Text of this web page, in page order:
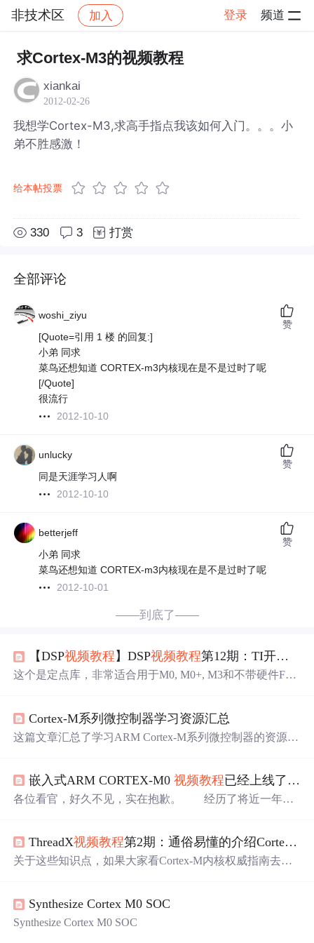
非技术区 加入 登录 频道
社区 非技术区 帖子详情
求Cortex-M3的视频教程
xiankai
2012-02-26
我想学Cortex-M3,求高手指点我该如何入门。。。小
弟不胜感激！
给本帖投票
330 3 打赏
全部评论
woshi_ziyu
[Quote=引用 1 楼 的回复:]
小弟 同求
菜鸟还想知道 CORTEX-m3内核现在是不是过时了呢
[/Quote]
很流行
2012-10-10
赞
unlucky
同是天涯学习人啊
2012-10-10
赞
betterjeff
小弟 同求
菜鸟还想知道 CORTEX-m3内核现在是不是过时了呢
2012-10-01
赞
——到底了——
【DSP视频教程 】DSP视频教程第12期：TI开源分享IQmath DSP源码，适用于所有Cortex-M内核，本期教程做个手把手移植 (2022-05-22)
这个是定点库，非常适合用于M0, M0+, M3和不带硬件FPU
到了一起。今年TI推出MSPM0系列产品配套的SDK软件包
里面将此库开源了，之前的时候也移植过IQmatb，不过只
于所有Cortex-M内核，本期教程做个手把手移植。1、早期
IQmath库，只有库移植。
Cortex-M系列微控制器学习资源汇总
这篇文章汇总了学习ARM Cortex-M系列微控制器的资源，
绍了Cortex-M系列的学习资料，包括编程手册、应用笔记
和迁移指南。此外，还推荐了厂商论坛、书籍、YouTube
嵌入式ARM CORTEX-M0视频教程已经上线了！！
各位看官，好久不见，实在抱歉。 经历了将近一年的
ex-m0内核的STM32F0微控制器的开发，共51节，1000多
分钟（这也是好久没有更新公众号的原因了），真是累死
ThreadX视频教程第2期：通俗易懂的介绍Cortex-M内核的OS特性，双堆栈，非特权级，PendSV，SVC，Systick等，争取人人都可以掌握
关于这些知识点，如果大家看Cortex-M内核权威指南去学
作了本期视频。 大家可以方便的掌握这些功能的本质，争
取每个看到这个视频的人都可以轻松掌握。Cortex-M内核
Synthesize Cortex M0 SOC
Synthesize Cortex M0 SOC